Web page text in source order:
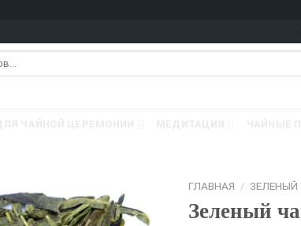
ГЛАВНАЯ / ЗЕЛЕНЫЙ
Зеленый